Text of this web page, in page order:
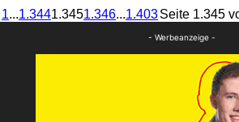
1...1.3441.3451.346...1.403Seite 1.345
- Werbeanzeige -